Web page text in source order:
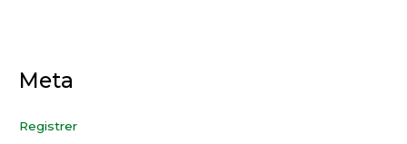
Meta
Registrer